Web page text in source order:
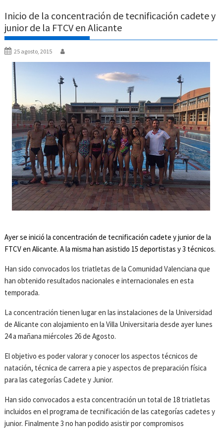
Inicio de la concentración de tecnificación cadete y
junior de la FTCV en Alicante
25 agosto, 2015
Ayer se inició la concentración de tecnificación cadete y junior de la
FTCV en Alicante. A la misma han asistido 15 deportistas y 3 técnicos.
Han sido convocados los triatletas de la Comunidad Valenciana que
han obtenido resultados nacionales e internacionales en esta
temporada.
La concentración tienen lugar en las instalaciones de la Universidad
de Alicante con alojamiento en la Villa Universitaria desde ayer lunes
24 a mañana miércoles 26 de Agosto.
El objetivo es poder valorar y conocer los aspectos técnicos de
natación, técnica de carrera a pie y aspectos de preparación física
para las categorías Cadete y Junior.
Han sido convocados a esta concentración un total de 18 triatletas
incluidos en el programa de tecnificación de las categorías cadetes y
junior. Finalmente 3 no han podido asistir por compromisos